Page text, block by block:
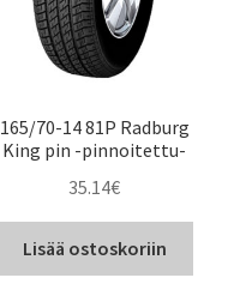
165/70-14 81P Radburg
King pin -pinnoitettu-
35.14€
Lisää ostoskoriin